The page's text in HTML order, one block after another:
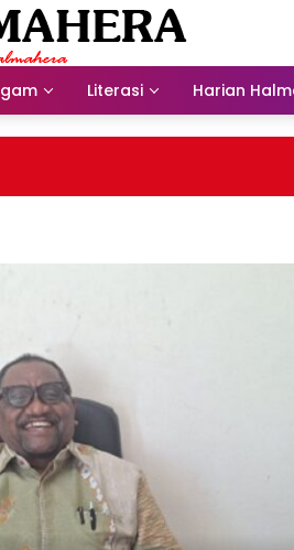
Literasi Harian